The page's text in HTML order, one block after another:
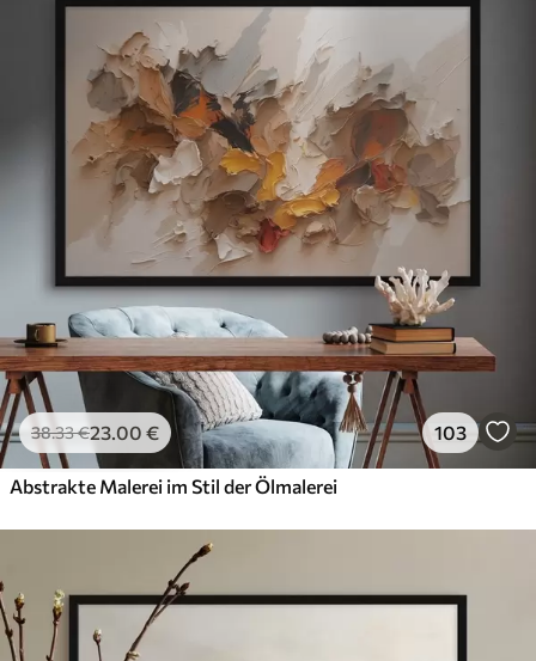
38.33€23.00 € 103
Abstrakte Malerei im Stil der Ölmalerei